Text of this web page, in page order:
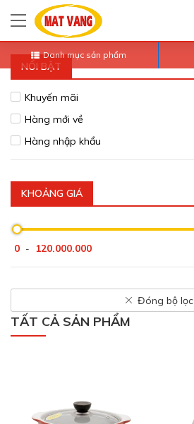
Trang chủ Tất Cả Sản Phẩm
NỔI BẬT
Khuyến mãi
Hàng mới về
Hàng nhập khẩu
KHOẢNG GIÁ
0 - 120.000.000
Đóng bộ lọc
Danh mục sản phẩm
TẤT CẢ SẢN PHẨM